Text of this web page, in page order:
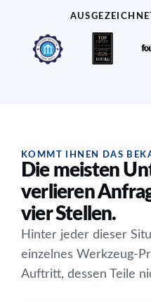
KOMMT IHNEN DAS
Die meisten
verlieren
vier Stellen.
Hinter jeder dieser
einzelnes Werkzeug-
Auftritt, dessen Teile